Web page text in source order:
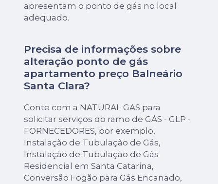
apresentam o ponto de gás no local
adequado.
Precisa de informações sobre
alteração ponto de gás
apartamento preço Balneário
Santa Clara?
Conte com a NATURAL GAS para
solicitar serviços do ramo de GÁS - GLP -
FORNECEDORES, por exemplo,
Instalação de Tubulação de Gás,
Instalação de Tubulação de Gás
Residencial em Santa Catarina,
Conversão Fogão para Gás Encanado,